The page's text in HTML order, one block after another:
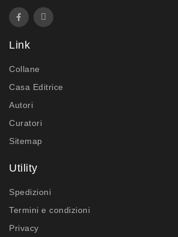
Link
Collane
Casa Editrice
Autori
Curatori
Sitemap
Utility
Spedizioni
Termini e condizioni
Privacy